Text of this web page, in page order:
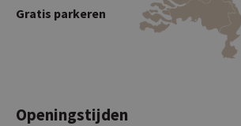
Gratis parkeren
Openingstijden